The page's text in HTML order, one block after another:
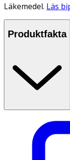
Läkemedel. Läs
Produktfakta